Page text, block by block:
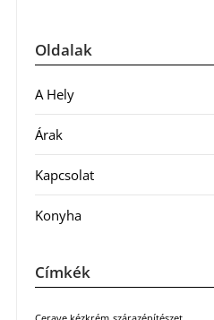
Oldalak
A Hely
Árak
Kapcsolat
Konyha
Címkék